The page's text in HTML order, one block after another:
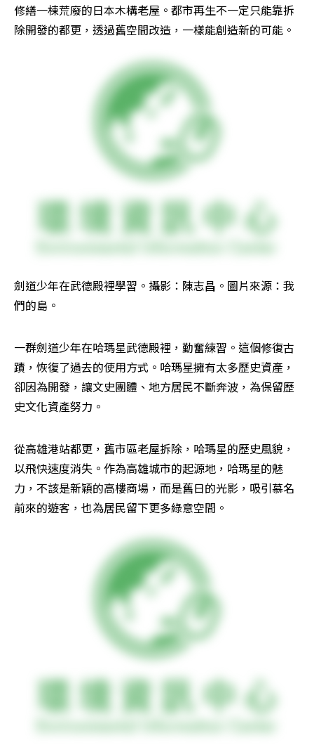
修繕一棟荒廢的日本木構老屋。都市再生不一定只能靠拆
除開發的都更，透過舊空間改造，一樣能創造新的可能。
劍道少年在武德殿裡學習。攝影：陳志昌。圖片來源：我
們的島。
一群劍道少年在哈瑪星武德殿裡，勤奮練習。這個修復古
蹟，恢復了過去的使用方式。哈瑪星擁有太多歷史資產，
卻因為開發，讓文史團體、地方居民不斷奔波，為保留歷
史文化資產努力。
從高雄港站都更，舊市區老屋拆除，哈瑪星的歷史風貌，
以飛快速度消失。作為高雄城市的起源地，哈瑪星的魅
力，不該是新穎的高樓商場，而是舊日的光影，吸引慕名
前來的遊客，也為居民留下更多綠意空間。